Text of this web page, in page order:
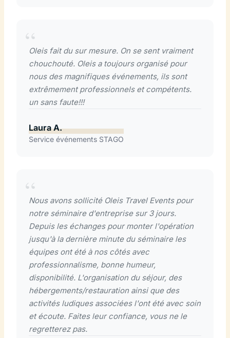
Oleis fait du sur mesure. On se sent vraiment
chouchouté. Oleis a toujours organisé pour
nous des magnifiques événements, ils sont
extrêmement professionnels et compétents.
un sans faute!!!
Laura A.
Service événements STAGO
Nous avons sollicité Oleis Travel Events pour
notre séminaire d'entreprise sur 3 jours.
Depuis les échanges pour monter l'opération
jusqu'à la dernière minute du séminaire les
équipes ont été à nos côtés avec
professionnalisme, bonne humeur,
disponibilité. L'organisation du séjour, des
hébergements/restauration ainsi que des
activités ludiques associées l'ont été avec soin
et écoute. Faites leur confiance, vous ne le
regretterez pas.